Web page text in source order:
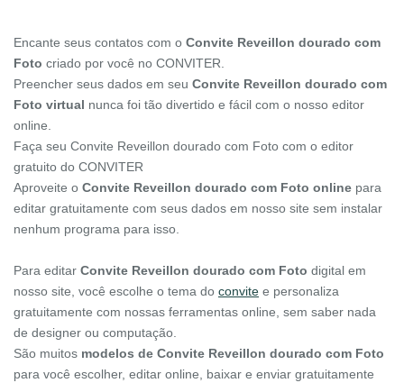
Encante seus contatos com o Convite Reveillon dourado com
Foto criado por você no CONVITER.
Preencher seus dados em seu Convite Reveillon dourado com
Foto virtual nunca foi tão divertido e fácil com o nosso editor
online.
Faça seu Convite Reveillon dourado com Foto com o editor
gratuito do CONVITER
Aproveite o Convite Reveillon dourado com Foto online para
editar gratuitamente com seus dados em nosso site sem instalar
nenhum programa para isso.
Para editar Convite Reveillon dourado com Foto digital em
nosso site, você escolhe o tema do convite e personaliza
gratuitamente com nossas ferramentas online, sem saber nada
de designer ou computação.
São muitos modelos de Convite Reveillon dourado com Foto
para você escolher, editar online, baixar e enviar gratuitamente